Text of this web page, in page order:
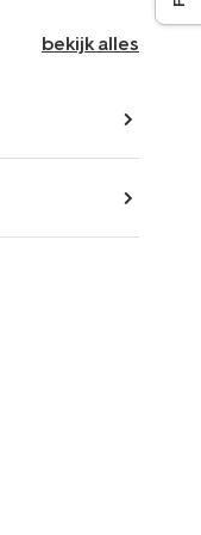
bekijk alles